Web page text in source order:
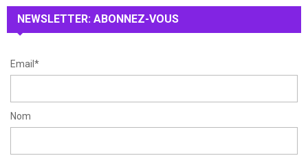
:
NEWSLETTER: ABONNEZ-VOUS
Email*
Nom